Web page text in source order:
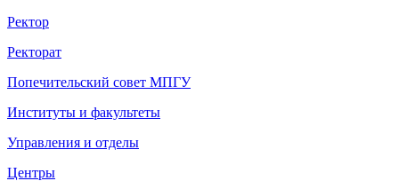
Ректор
Ректорат
Попечительский совет МПГУ
Институты и факультеты
Управления и отделы
Центры